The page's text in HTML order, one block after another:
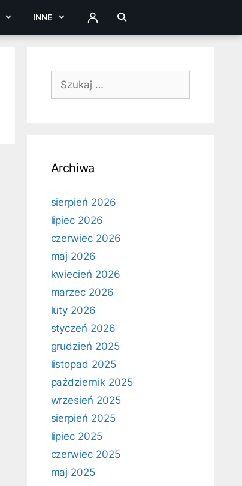
INNE ZALOGUJ
Szukaj:
Archiwa
sierpień 2026
lipiec 2026
czerwiec 2026
maj 2026
kwiecień 2026
marzec 2026
luty 2026
styczeń 2026
grudzień 2025
listopad 2025
październik 2025
wrzesień 2025
sierpień 2025
lipiec 2025
czerwiec 2025
maj 2025